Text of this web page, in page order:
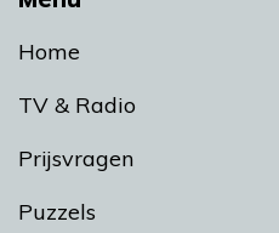
Home
TV & Radio
Prijsvragen
Puzzels